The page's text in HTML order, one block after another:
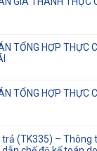
TỔNG HỢP THỰC
TỔNG HỢP THỰC
trả (TK335) –